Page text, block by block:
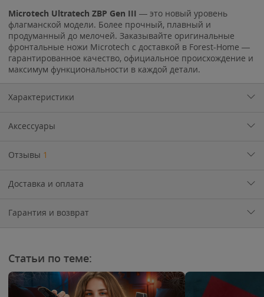
Microtech Ultratech ZBP Gen III — это новый уровень
флагманской модели. Более прочный, плавный и
продуманный до мелочей. Заказывайте оригинальные
фронтальные ножи Microtech с доставкой в Forest-Home —
гарантированное качество, официальное происхождение и
максимум функциональности в каждой детали.
Характеристики
Аксессуары
Отзывы 1
Доставка и оплата
Гарантия и возврат
Статьи по теме: